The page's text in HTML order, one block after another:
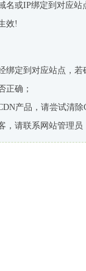
名或IP绑定到对应站
效!
绑定到对应站点，
正确；
产品，请尝试清除
，请联系网站管理员